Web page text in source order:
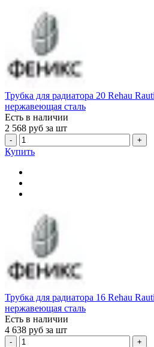
Трубка для радиатора 20 Rehau
нержавеющая сталь
Есть в наличии
2 568 руб за шт
- +
Купить
Трубка для радиатора 16 Rehau
нержавеющая сталь
Есть в наличии
4 638 руб за шт
- +